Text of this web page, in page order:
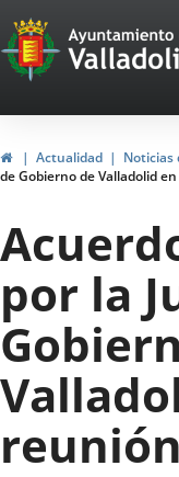
Portal
Web
del
de
Valladolid
HomeActualidad Noticias
de Gobierno de Valladolid
por la